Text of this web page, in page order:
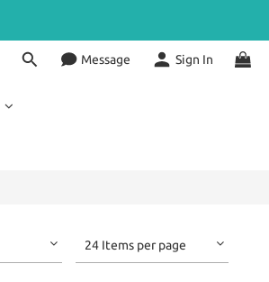
Message Sign In
24 Items per page